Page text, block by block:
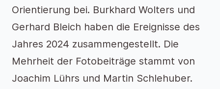
Orientierung bei. Burkhard Wolters und
Gerhard Bleich haben die Ereignisse des
Jahres 2024 zusammengestellt. Die
Mehrheit der Fotobeiträge stammt von
Joachim Lührs und Martin Schlehuber.